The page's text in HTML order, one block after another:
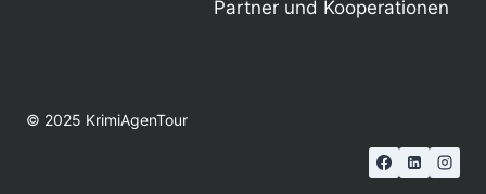
Partner und Kooperationen
© 2025 KrimiAgenTour